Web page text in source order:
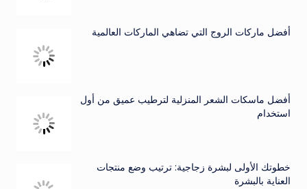
أفضل ماركات الروج التي تضاهي الماركات العالمية
أفضل ماسكات الشعر المنزلية لترطيب عميق من أول
استخدام
خطوتك الأولى لبشرة زجاجية: ترتيب وضع منتجات
العناية بالبشرة